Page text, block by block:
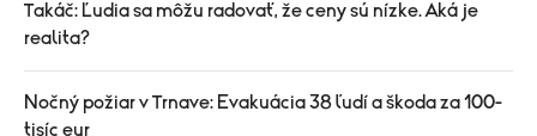
Takáč: Ľudia sa môžu radovať, že ceny sú nízke. Aká je
realita?
Nočný požiar v Trnave: Evakuácia 38 ľudí a škoda za 100-
tisíc eur